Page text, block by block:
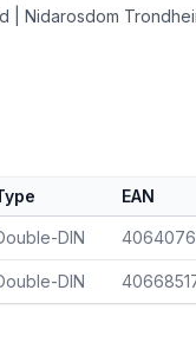
| Nidarosdom
EAN
DIN
DIN